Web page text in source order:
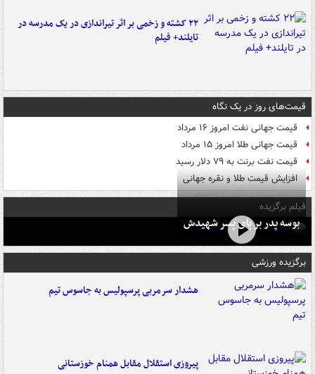
۲۲ کشته و زخمی بر اثر تیراندازی در یک مدرسه در
تایلند+ فیلم
قیمت‌های روز در یک نگاه
قیمت جهانی نفت امروز ۱۶ مرداد
قیمت جهانی طلا امروز ۱۵ مرداد
قیمت نفت برنت به ۷۹ دلار رسید
افزایش قیمت طلا و نقره جهانی
فیلم برگزیده
بوسه‌ پدر بر پای پسر شهیدش
برگزیده ورزشی
هشدار سرمربی پرسپولیس به جاسوس تیم
پیروزی استقلال مقابل همنام خوزستانی